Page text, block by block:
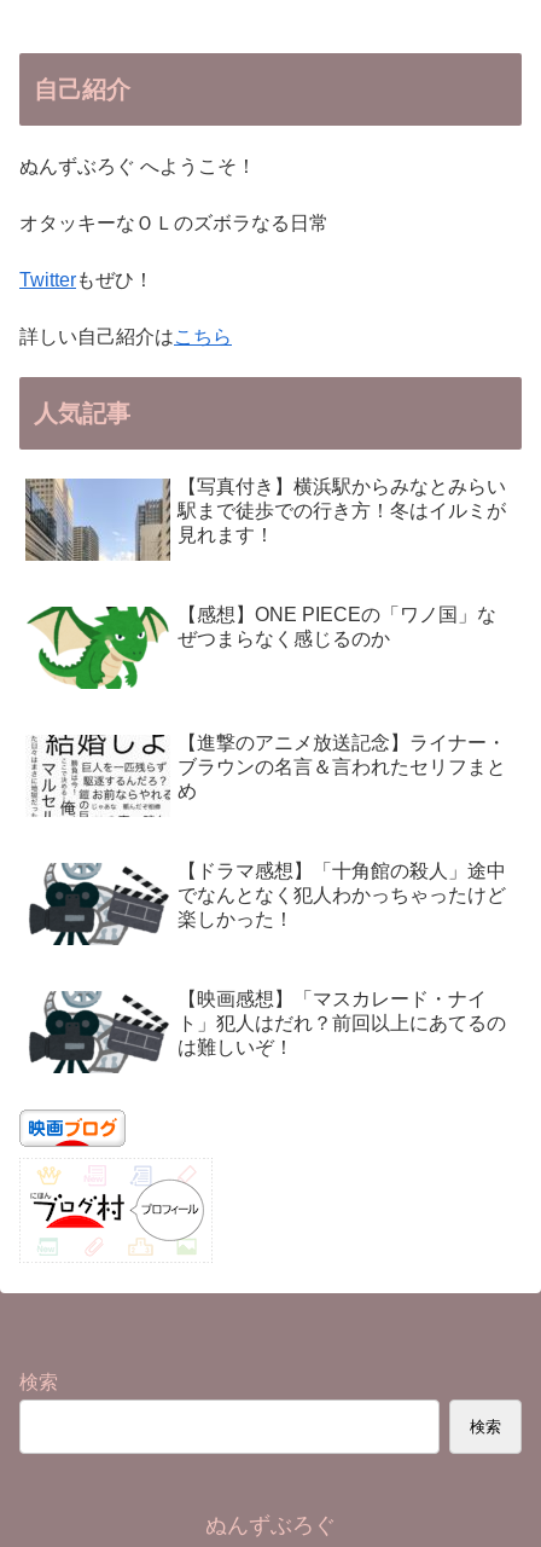
自己紹介
ぬんずぶろぐ へようこそ！
オタッキーなＯＬのズボラなる日常
Twitterもぜひ！
詳しい自己紹介はこちら
人気記事
【写真付き】横浜駅からみなとみらい
駅まで徒歩での行き方！冬はイルミが
見れます！
【感想】ONE PIECEの「ワノ国」な
ぜつまらなく感じるのか
【進撃のアニメ放送記念】ライナー・
ブラウンの名言＆言われたセリフまと
め
【ドラマ感想】「十角館の殺人」途中
でなんとなく犯人わかっちゃったけど
楽しかった！
【映画感想】「マスカレード・ナイ
ト」犯人はだれ？前回以上にあてるの
は難しいぞ！
検索
検索
ぬんずぶろぐ